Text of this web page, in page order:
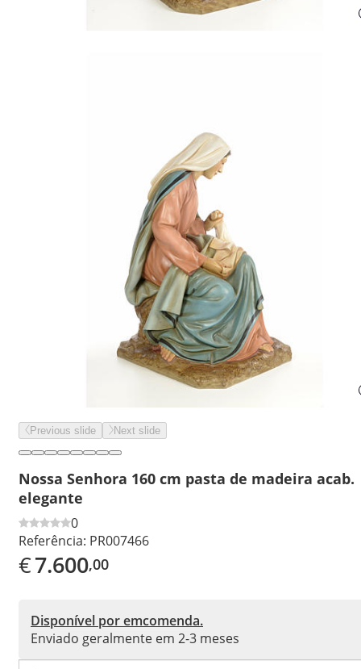
Previous slide Next slide
Nossa Senhora 160 cm pasta de madeira acab.
elegante
0
Referência: PR007466
€7.600,00
Disponível por emcomenda.
Enviado geralmente em 2-3 meses